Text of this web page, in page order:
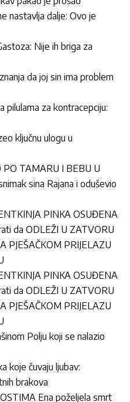
nastavlja dalje: Ovo je
Nije ih briga za
da joj sin ima problem
pilulama za kontracepciju:
ključnu ulogu u
PO TAMARU I BEBU U
sina Rajana i oduševio
PINKA OSUĐENA
da ODLEŽI U ZATVORU
PJEŠAČKOM PRIJELAZU
PINKA OSUĐENA
da ODLEŽI U ZATVORU
PJEŠAČKOM PRIJELAZU
Polju koji se nalazio
koje čuvaju ljubav:
brakova
Ena poželjela smrt